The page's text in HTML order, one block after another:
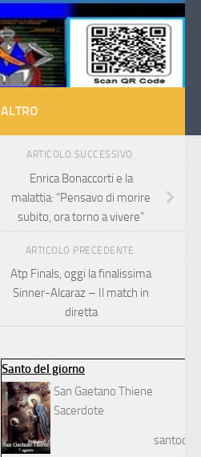
ALTRO
ARTICOLO SUCCESSIVO
Enrica Bonaccorti e la
malattia: “Pensavo di morire
subito, ora torno a vivere”
ARTICOLO PRECEDENTE
Atp Finals, oggi la finalissima
Sinner-Alcaraz – Il match in
diretta
Santo del giorno
San Gaetano Thiene
Sacerdote